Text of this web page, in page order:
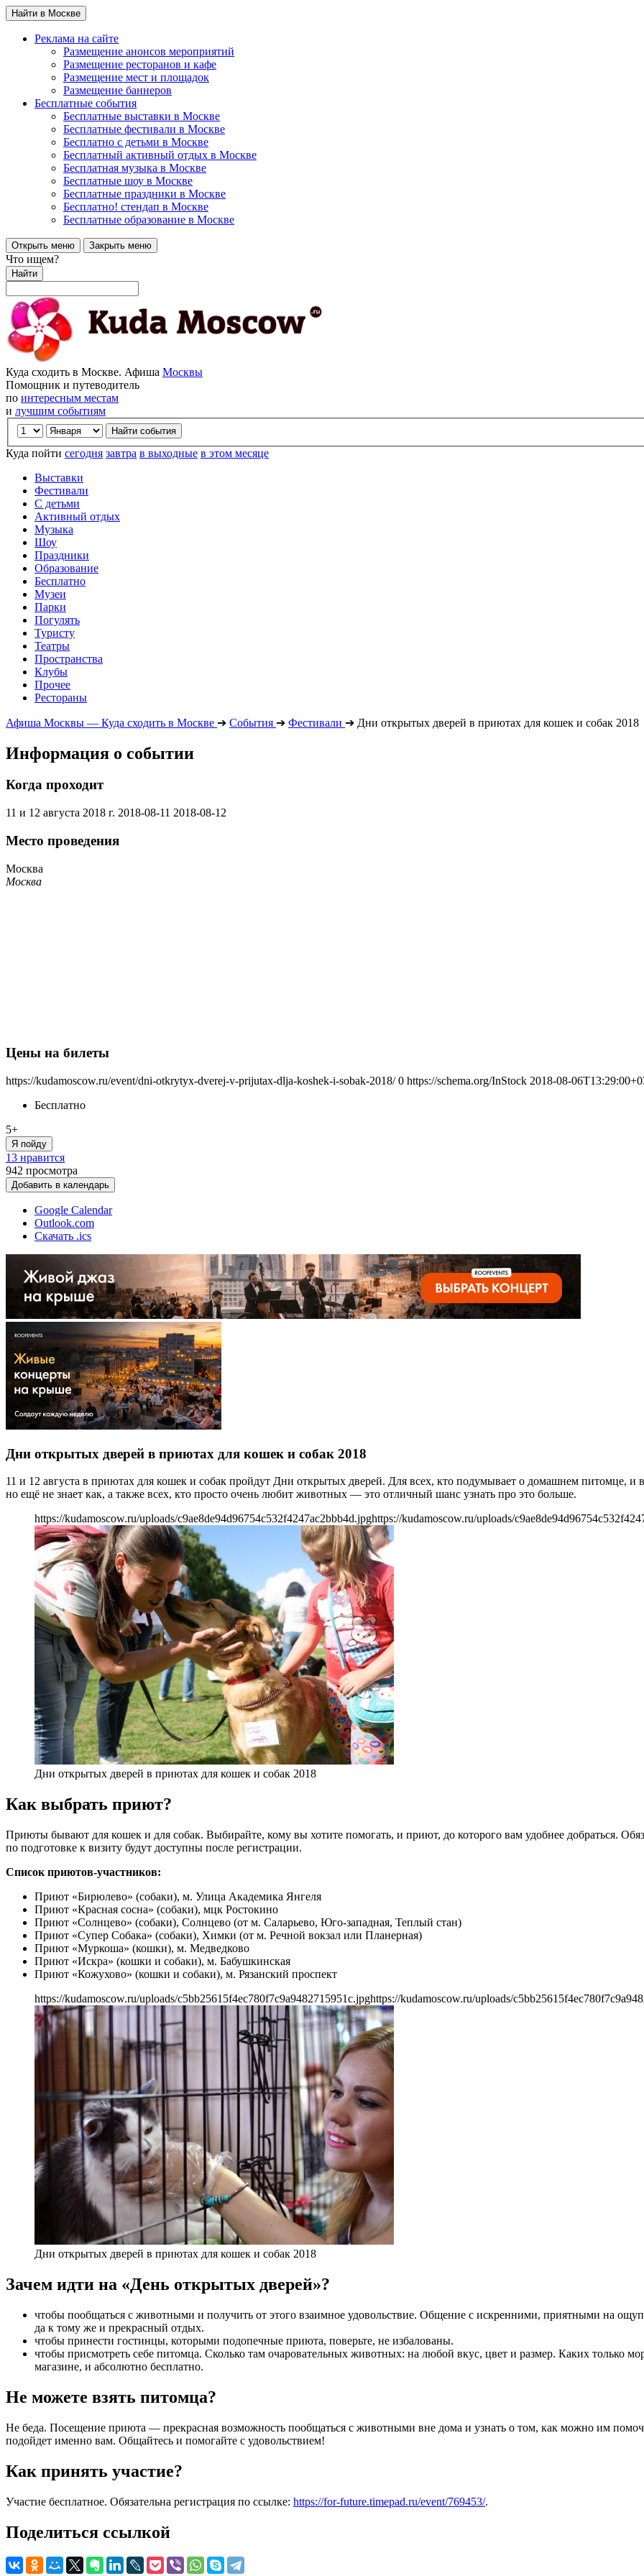
Найти в Москве
Реклама на сайте
Размещение анонсов мероприятий
Размещение ресторанов и кафе
Размещение мест и площадок
Размещение баннеров
Бесплатные события
Бесплатные выставки в Москве
Бесплатные фестивали в Москве
Бесплатно с детьми в Москве
Бесплатный активный отдых в Москве
Бесплатная музыка в Москве
Бесплатные шоу в Москве
Бесплатные праздники в Москве
Бесплатно! стендап в Москве
Бесплатные образование в Москве
Открыть меню Закрыть меню
Что ищем?
Найти
Куда сходить в Москве. Афиша Москвы
Помощник и путеводитель
по интересным местам
и лучшим событиям
Куда пойти сегодня завтра в выходные в этом месяце
Выставки
Фестивали
С детьми
Активный отдых
Музыка
Шоу
Праздники
Образование
Бесплатно
Музеи
Парки
Погулять
Туристу
Театры
Пространства
Клубы
Прочее
Рестораны
Афиша Москвы — Куда сходить в Москве ➔ События ➔ Фестивали ➔ Дни открытых дверей в приютах для кошек и собак 2018
Информация о событии
Когда проходит
11 и 12 августа 2018 г. 2018-08-11 2018-08-12
Место проведения
Москва
Москва
Цены на билеты
https://kudamoscow.ru/event/dni-otkrytyx-dverej-v-prijutax-dlja-koshek-i-sobak-2018/ 0 https://schema.org/InStock 2018-08-
Бесплатно
5+
Я пойду
13 нравится
942 просмотра
Добавить в календарь
Google Calendar
Outlook.com
Скачать .ics
Дни открытых дверей в приютах для кошек и собак 2018
11 и 12 августа в приютах для кошек и собак пройдут Дни открытых дверей. Для всех, кто подумывает о домашнем питомце, и
но ещё не знает как, а также всех, кто просто очень любит животных — это отличный шанс узнать про это больше.
https://kudamoscow.ru/uploads/c9ae8de94d96754c532f4247ac2bbb4d.jpghttps://kudamoscow.ru/uploads/
Дни открытых дверей в приютах для кошек и собак 2018
Как выбрать приют?
Приюты бывают для кошек и для собак. Выбирайте, кому вы хотите помогать, и приют, до которого вам удобнее добраться.
по подготовке к визиту будут доступны после регистрации.
Список приютов-участников:
Приют «Бирюлево» (собаки), м. Улица Академика Янгеля
Приют «Красная сосна» (собаки), мцк Ростокино
Приют «Солнцево» (собаки), Солнцево (от м. Саларьево, Юго-западная, Теплый стан)
Приют «Супер Собака» (собаки), Химки (от м. Речной вокзал или Планерная)
Приют «Муркоша» (кошки), м. Медведково
Приют «Искра» (кошки и собаки), м. Бабушкинская
Приют «Кожухово» (кошки и собаки), м. Рязанский проспект
https://kudamoscow.ru/uploads/c5bb25615f4ec780f7c9a9482715951c.jpghttps://kudamoscow.ru/uploads/
Дни открытых дверей в приютах для кошек и собак 2018
Зачем идти на «День открытых дверей»?
чтобы пообщаться с животными и получить от этого взаимное удовольствие. Общение с искренними, приятными на
да к тому же и прекрасный отдых.
чтобы принести гостинцы, которыми подопечные приюта, поверьте, не избалованы.
чтобы присмотреть себе питомца. Сколько там очаровательных животных: на любой вкус, цвет и размер. Каких только
магазине, и абсолютно бесплатно.
Не можете взять питомца?
Не беда. Посещение приюта — прекрасная возможность пообщаться с животными вне дома и узнать о том, как можно им
подойдет именно вам. Общайтесь и помогайте с удовольствием!
Как принять участие?
Участие бесплатное. Обязательна регистрация по ссылке: https://for-future.timepad.ru/event/769453/.
Поделиться ссылкой